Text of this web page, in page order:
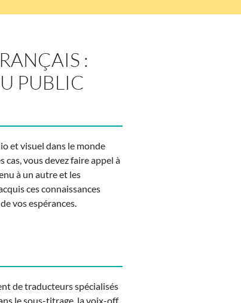
:
PUBLIC
et visuel dans le monde
vous devez faire appel à
à un autre et les
ces connaissances
vos espérances.
de traducteurs spécialisés
le sous-titrage, la voix-off,